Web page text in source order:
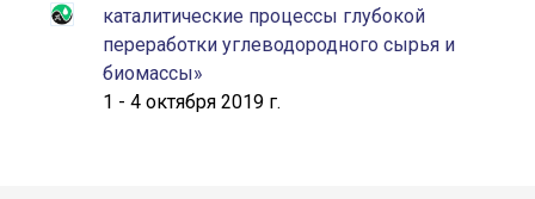
каталитические процессы глубокой
переработки углеводородного сырья и
биомассы»
1 - 4 октября 2019 г.